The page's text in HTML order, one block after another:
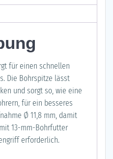
für einen schnellen
Die Bohrspitze lässt
und sorgt so, wie eine
für ein besseres
Ø 11,8 mm, damit
13-mm-Bohrfutter
erforderlich.